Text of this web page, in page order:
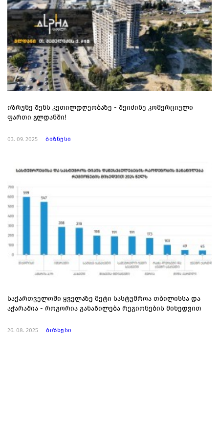
იზრუნე შენს კეთილდღეობაზე - შეიძინე კომერციული
ფართი გლდანში!
03. 09. 2025 ბიზნესი
საქართველოში ყველაზე მეტი სასტუმროა თბილისსა და
აჭარაშია - როგორია განაწილება რეგიონების მიხედვით
26. 08. 2025 ბიზნესი